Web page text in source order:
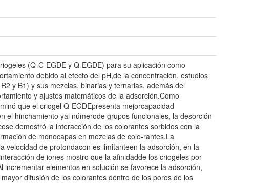
(Q-C-EGDE y Q-EGDE) para su aplicación como
debido al efecto del pH,de la concentración, estudios
y B1) y sus mezclas, binarias y ternarias, además del
y ajustes matemáticos de la adsorción.Como
que el criogel Q-EGDEpresenta mejorcapacidad
el hinchamiento yal númerode grupos funcionales, la desorción
demostró la interacción de los colorantes sorbidos con la
de monocapas en mezclas de colo-rantes.La
velocidad de protondacon es limitanteen la adsorción, en la
de iones mostro que la afinidadde los criogeles por
elementos en solución se favorece la adsorción,
difusión de los colorantes dentro de los poros de los